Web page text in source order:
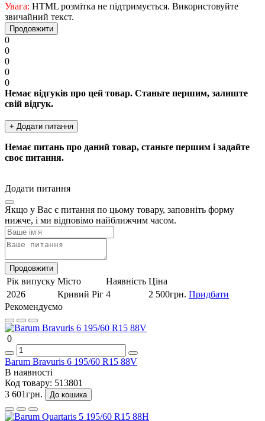
Увага: HTML розмітка не підтримується. Використовуйте
звичайний текст.
Продовжити
0
0
0
0
0
Немає відгуків про цей товар. Станьте першим, залиште
свій відгук.
+ Додати питання
Немає питань про даний товар, станьте першим і задайте
своє питання.
Додати питання
Якщо у Вас є питання по цьому товару, заповніть форму
нижче, і ми відповімо найближчим часом.
Продовжити
Рік випуску Місто Наявність Ціна
2026
Кривий Ріг 4 2 500грн. Придбати
Рекомендуємо
0
Barum Bravuris 6 195/60 R15 88V
В наявності
Код товару: 513801
3 601грн.
До кошика